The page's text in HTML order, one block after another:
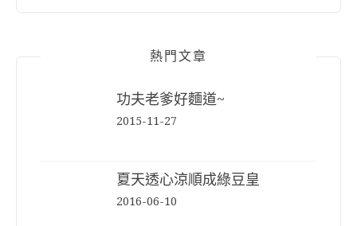
熱門文章
功夫老爹好麵道~
2015-11-27
夏天透心涼順成綠豆皇
2016-06-10